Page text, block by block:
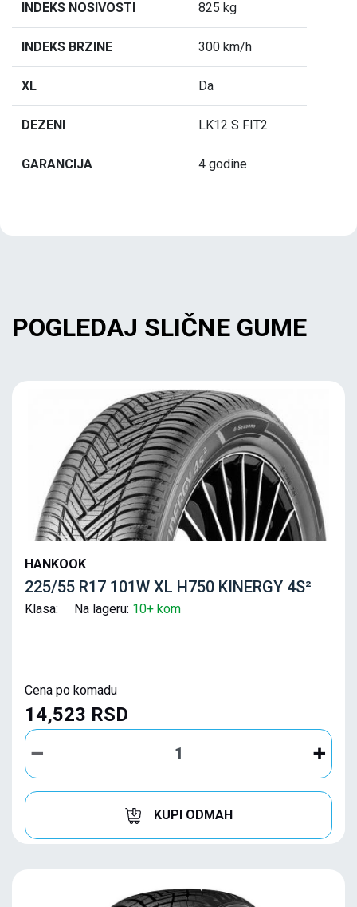
INDEKS NOSIVOSTI 825 kg
INDEKS BRZINE 300 km/h
XL Da
DEZENI LK12 S FIT2
GARANCIJA 4 godine
POGLEDAJ SLIČNE GUME
HANKOOK
225/55 R17 101W XL H750 KINERGY 4S²
Klasa: Na lageru: 10+ kom
Cena po komadu
14,523 RSD
KUPI ODMAH